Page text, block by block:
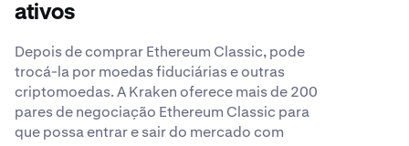
ativos
Depois de comprar Ethereum Classic, pode
trocá-la por moedas fiduciárias e outras
criptomoedas. A Kraken oferece mais de 200
pares de negociação Ethereum Classic para
que possa entrar e sair do mercado com